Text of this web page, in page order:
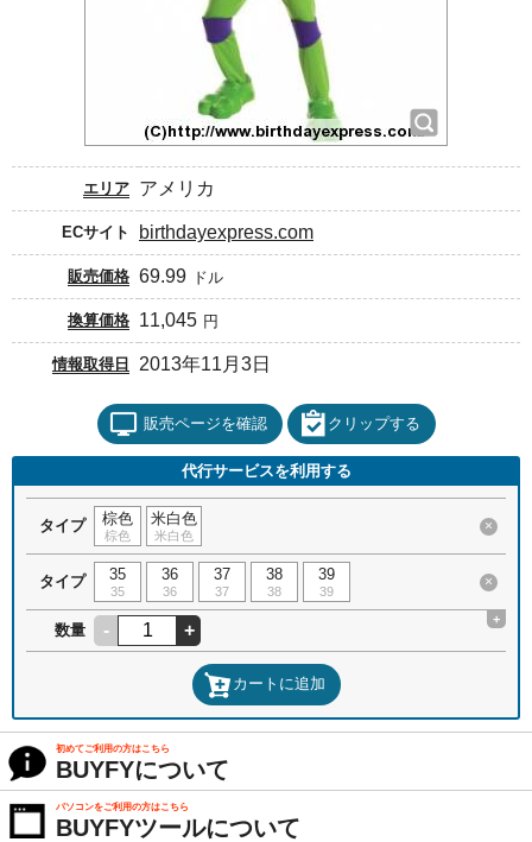
エリア アメリカ
ECサイト birthdayexpress.com
販売価格 69.99 ドル
換算価格 11,045 円
情報取得日 2013年11月3日
販売ページを確認 クリップする
代行サービスを利用する
タイプ 棕色
棕色
米白色
米白色
×
タイプ 35
35
36
36
37
37
38
38
39
39
×
数量 - +
+
カートに追加
初めてご利用の方はこちら
BUYFYについて
パソコンをご利用の方はこちら
BUYFYツールについて